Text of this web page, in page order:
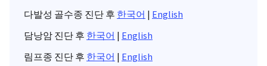
다발성 골수종 진단 후 한국어 | English
담낭암 진단 후 한국어 | English
림프종 진단 후 한국어 | English